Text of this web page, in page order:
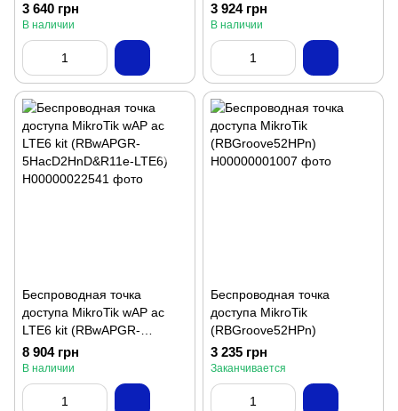
3 640 грн
В наличии
3 924 грн
В наличии
Беспроводная точка
доступа MikroTik wAP ac
LTE6 kit (RBwAPGR-
5HacD2HnD&R11e-LTE6)
8 904 грн
В наличии
Беспроводная точка
доступа MikroTik
(RBGroove52HPn)
3 235 грн
Заканчивается